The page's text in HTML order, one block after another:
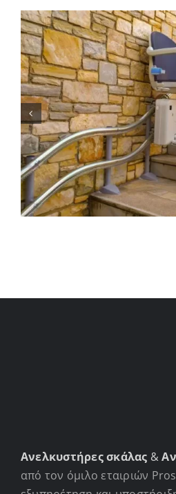
Ανελκυστήρες σκάλας &
από τον όμιλο εταιριών